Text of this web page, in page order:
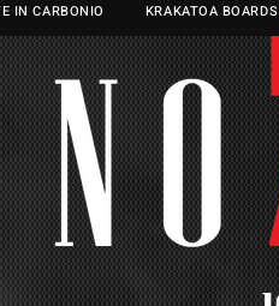
IN CARBONIO KRAKATOA BOARDS